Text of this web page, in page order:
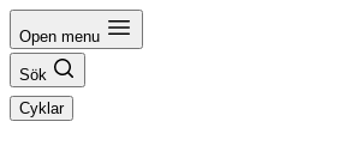
Hoppa
till
innehåll
Open menu
Sök
Cyklar